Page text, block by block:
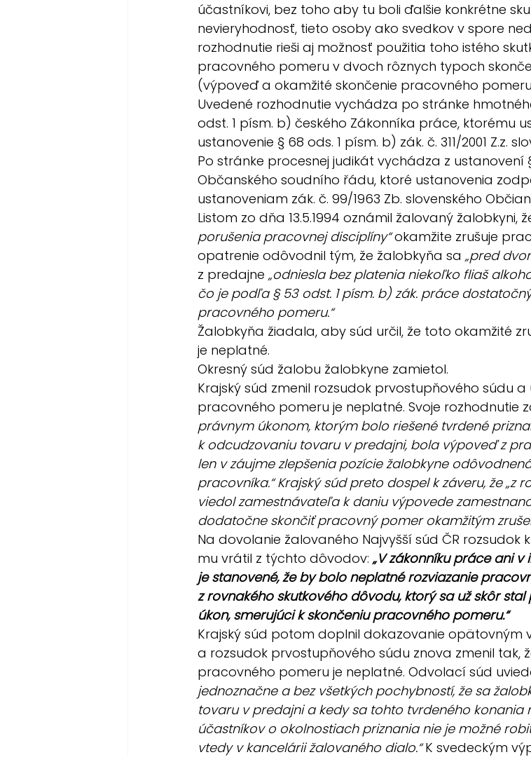
účastníkovi, bez toho aby tu boli ďalšie konkrétne
nevieryhodnosť, tieto osoby ako svedkov v spore
rozhodnutie rieši aj možnosť použitia toho istého
pracovného pomeru v dvoch rôznych typoch
(výpoveď a okamžité skončenie pracovného
Uvedené rozhodnutie vychádza po stránke
odst. 1 písm. b) českého Zákonníka práce, ktorému
ustanovenie § 68 ods. 1 písm. b) zák. č. 311/2001 Z.z.
Po stránke procesnej judikát vychádza z ustanovení §
Občanského soudního řádu, ktoré ustanovenia
ustanoveniam zák. č. 99/1963 Zb. slovenského
Listom zo dňa 13.5.1994 oznámil žalovaný žalobkyni,
porušenia pracovnej disciplíny“ okamžite zrušuje
opatrenie odôvodnil tým, že žalobkyňa sa „pred
z predajne „odniesla bez platenia niekoľko fliaš
čo je podľa § 53 odst. 1 písm. b) zák. práce
pracovného pomeru.“
Žalobkyňa žiadala, aby súd určil, že toto okamžité
je neplatné.
Okresný súd žalobu žalobkyne zamietol.
Krajský súd zmenil rozsudok prvostupňového súdu a
pracovného pomeru je neplatné. Svoje rozhodnutie
právnym úkonom, ktorým bolo riešené tvrdené
k odcudzovaniu tovaru v predajni, bola výpoveď z
len v záujme zlepšenia pozície žalobkyne
pracovníka.“ Krajský súd preto dospel k záveru, že „z
viedol zamestnávateľa k daniu výpovede
dodatočne skončiť pracovný pomer okamžitým
Na dovolanie žalovaného Najvyšší súd ČR rozsudok
mu vrátil z týchto dôvodov: „V zákonníku práce ani
je stanovené, že by bolo neplatné rozviazanie
z rovnakého skutkového dôvodu, ktorý sa už skôr
úkon, smerujúci k skončeniu pracovného pomeru.“
Krajský súd potom doplnil dokazovanie opätovným
a rozsudok prvostupňového súdu znova zmenil tak,
pracovného pomeru je neplatné. Odvolací súd
jednoznačne a bez všetkých pochybností, že sa
tovaru v predajni a kedy sa tohto tvrdeného konania
účastníkov o okolnostiach priznania nie je možné
vtedy v kancelárii žalovaného dialo.“ K svedeckým